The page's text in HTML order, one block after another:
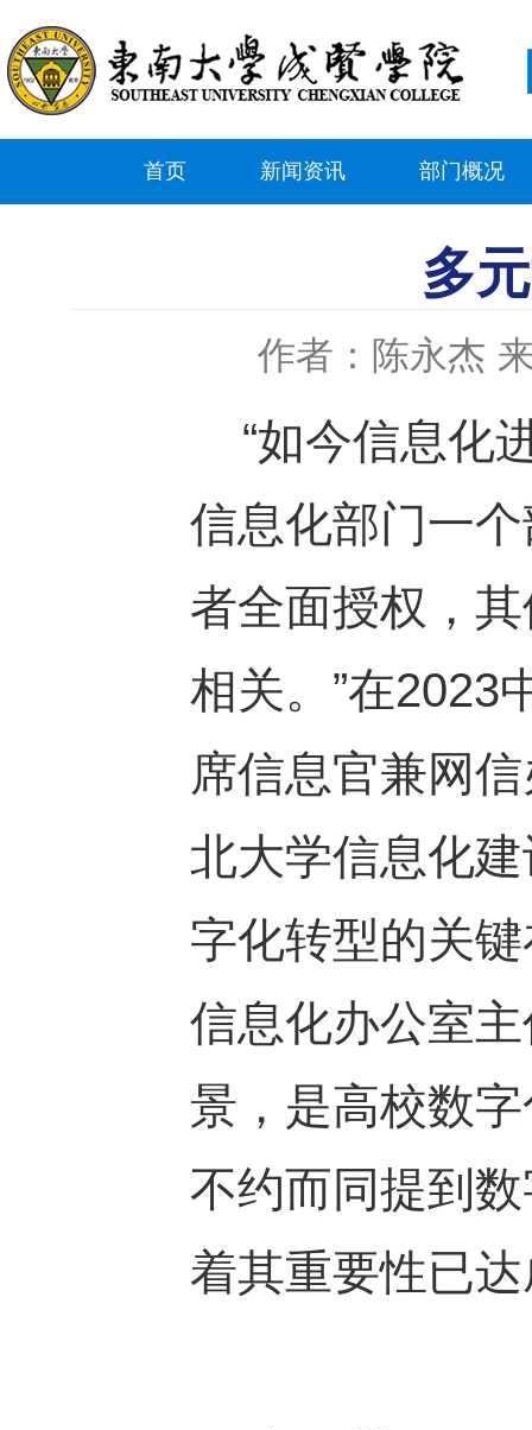
首页 新闻资讯 部门概况
多
作者：陈永杰
“如今信息化
信息化部门一
者全面授权，
相关。”在2023
席信息官兼网
北大学信息化
字化转型的关
信息化办公室
景，是高校数
不约而同提到
着其重要性已